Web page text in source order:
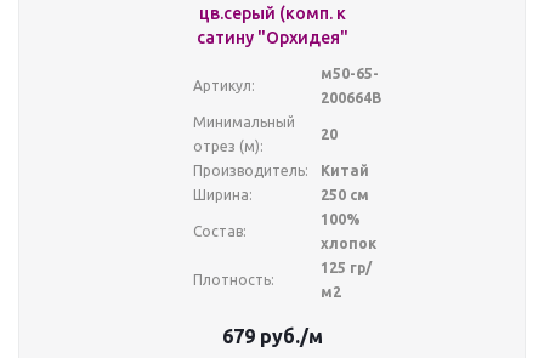
цв.серый (комп. к
сатину "Орхидея"
Артикул:
м50-65-
200664В
Минимальный
отрез (м):
20
Производитель:
Китай
Ширина:
250 см
Состав:
100%
хлопок
Плотность:
125 гр/
м2
679руб./м